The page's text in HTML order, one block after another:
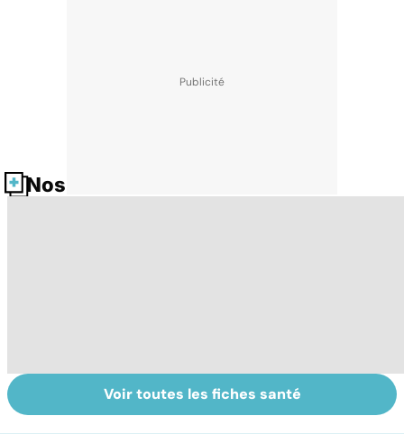
Nos fiches santé
Faire du sport à
domicile, c'est
Don de gamètes :
le pour et le
Voir toutes les fiches santé